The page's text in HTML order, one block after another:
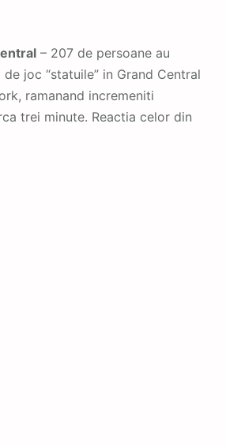
– 207 de persoane au
joc “statuile” in Grand Central
ramanand incremeniti
trei minute. Reactia celor din